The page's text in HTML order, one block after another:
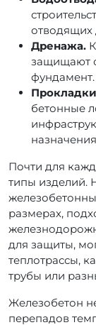
Дренажа.
защищают
фундамент.
бетонные
Почти для
типы изделий.
размерах,
для защиты,
теплотрассы,
трубы или
Железобетон
перепадов